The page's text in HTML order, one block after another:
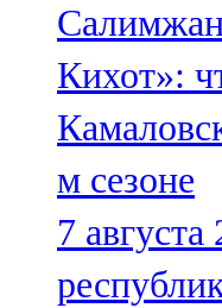
Кихот»:
м сезоне
7 августа